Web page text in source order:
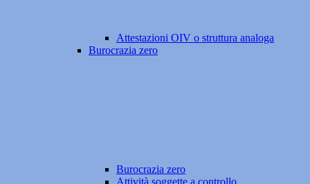
Attestazioni OIV o struttura analoga
Burocrazia zero
Burocrazia zero